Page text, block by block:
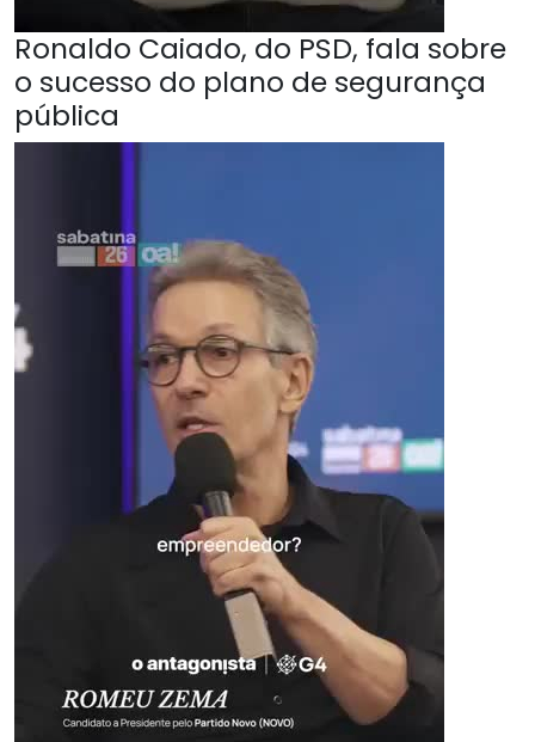
Ronaldo Caiado, do PSD, fala sobre
o sucesso do plano de segurança
pública